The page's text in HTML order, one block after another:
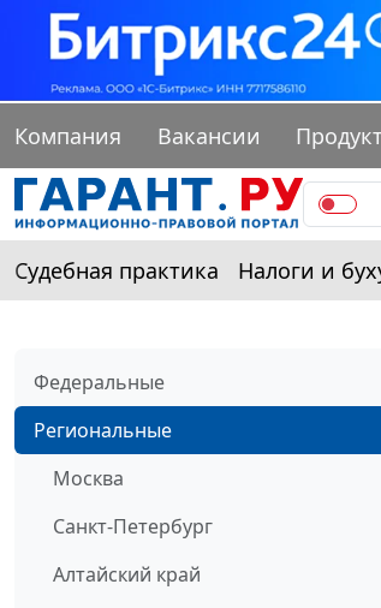
Компания Вакансии
Судебная практика Налоги и
Федеральные
Региональные
Москва
Санкт-Петербург
Алтайский край